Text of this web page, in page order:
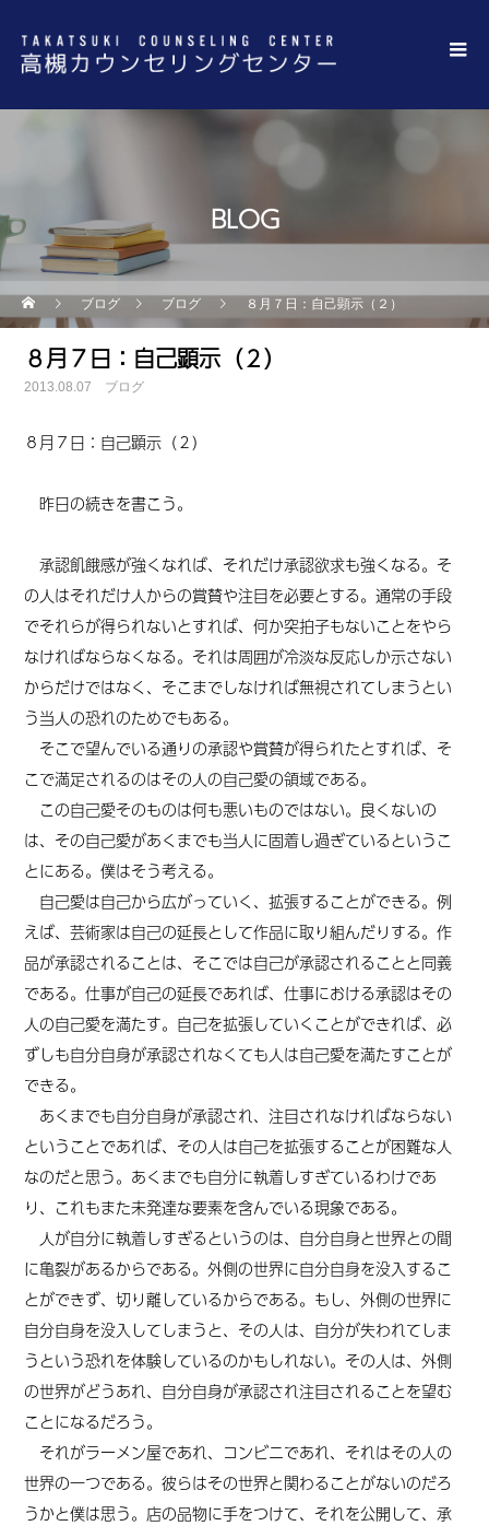
BLOG
ブログ ブログ ８月７日：自己顕示（２）
８月７日：自己顕示（２）
2013.08.07 ブログ
８月７日 ： 自己顕示（２）
昨日の続きを書こう。
承認飢餓感が強くなれば、それだけ承認欲求も強くなる。そ
の人はそれだけ人からの賞賛や注目を必要とする。通常の手段
でそれらが得られないとすれば、何か突拍子もないことをやら
なければならなくなる。それは周囲が冷淡な反応しか示さない
からだけではなく、そこまでしなければ無視されてしまうとい
う当人の恐れのためでもある。
そこで望んでいる通りの承認や賞賛が得られたとすれば、そ
こで満足されるのはその人の自己愛の領域である。
この自己愛そのものは何も悪いものではない。良くないの
は、その自己愛があくまでも当人に固着し過ぎているというこ
とにある。僕はそう考える。
自己愛は自己から広がっていく、拡張することができる。例
えば、芸術家は自己の延長として作品に取り組んだりする。作
品が承認されることは、そこでは自己が承認されることと同義
である。仕事が自己の延長であれば、仕事における承認はその
人の自己愛を満たす。自己を拡張していくことができれば、必
ずしも自分自身が承認されなくても人は自己愛を満たすことが
できる。
あくまでも自分自身が承認され、注目されなければならない
ということであれば、その人は自己を拡張することが困難な人
なのだと思う。あくまでも自分に執着しすぎているわけであ
り、これもまた未発達な要素を含んでいる現象である。
人が自分に執着しすぎるというのは、自分自身と世界との間
に亀裂があるからである。外側の世界に自分自身を没入するこ
とができず、切り離しているからである。もし、外側の世界に
自分自身を没入してしまうと、その人は、自分が失われてしま
うという恐れを体験しているのかもしれない。その人は、外側
の世界がどうあれ、自分自身が承認され注目されることを望む
ことになるだろう。
それがラーメン屋であれ、コンビニであれ、それはその人の
世界の一つである。彼らはその世界と関わることがないのだろ
うかと僕は思う。店の品物に手をつけて、それを公開して、承